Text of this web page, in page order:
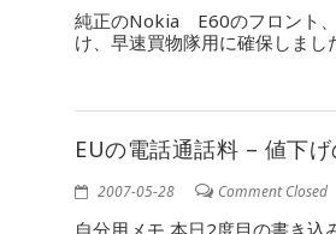
純正のNokia E60のフロント、
け、早速買物隊用に確保しま
EUの電話通話料 – 値下げ
2007-05-28 Comment Closed
自分用メモ 本日2度目の書き